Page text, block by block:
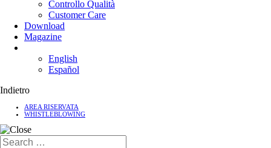
Controllo Qualità
Customer Care
Download
Magazine
English
Español
Indietro
AREA RISERVATA
WHISTLEBLOWING